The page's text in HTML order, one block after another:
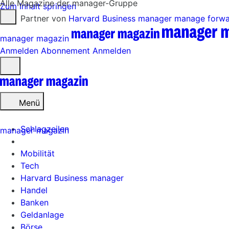
Zum Inhalt springen
Partner von Harvard Business manager manage
manager magazin
Anmelden Abonnement Anmelden
öffnen
Menü
Schlagzeilen
Mobilität
Tech
Harvard Business manager
Handel
Banken
Geldanlage
Börse
Alle Magazine der manager-Gruppe
manager magazin